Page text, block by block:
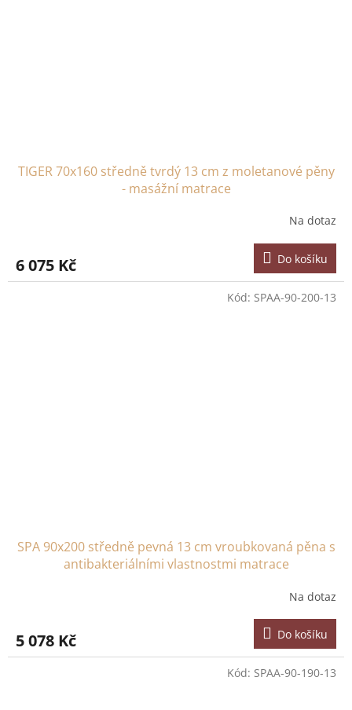
TIGER 70x160 středně tvrdý 13 cm z moletanové pěny
- masážní matrace
Na dotaz
6 075 Kč Do košíku
SPA 90x200 středně pevná 13 cm vroubkovaná pěna s
antibakteriálními vlastnostmi matrace
Na dotaz
5 078 Kč Do košíku
Kód: SPAA-90-200-13
Kód: SPAA-90-190-13